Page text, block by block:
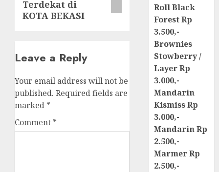
Terdekat di
KOTA BEKASI
Leave a Reply
Your email address will not be
published. Required fields are
marked *
Comment *
Roll Black
Forest Rp
3.500,-
Brownies
Stowberry /
Layer Rp
3.000,-
Mandarin
Kismiss Rp
3.000,-
Mandarin Rp
2.500,-
Marmer Rp
2.500,-